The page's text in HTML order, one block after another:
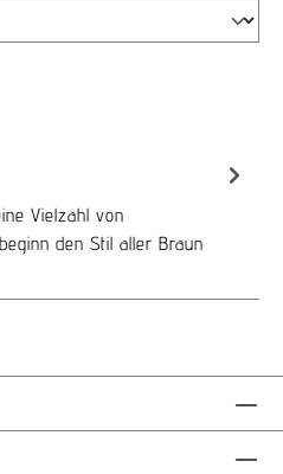
Vielzahl von
den Stil aller Braun